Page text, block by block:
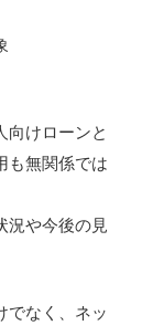
向けローンと
も無関係では
況や今後の見
でなく、ネッ